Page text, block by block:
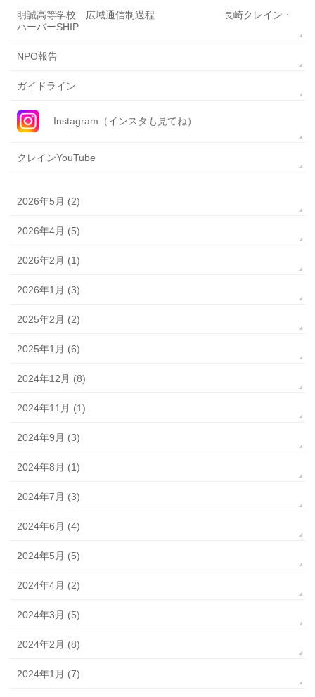
明誠高等学校 広域通信制過程 長崎クレイン・
ハーバーSHIP
NPO報告
ガイドライン
Instagram（インスタも見てね）
クレインYouTube
2026年5月 (2)
2026年4月 (5)
2026年2月 (1)
2026年1月 (3)
2025年2月 (2)
2025年1月 (6)
2024年12月 (8)
2024年11月 (1)
2024年9月 (3)
2024年8月 (1)
2024年7月 (3)
2024年6月 (4)
2024年5月 (5)
2024年4月 (2)
2024年3月 (5)
2024年2月 (8)
2024年1月 (7)